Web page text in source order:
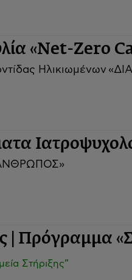
«Net-Zero
Ηλικιωμένων
| Πρόγραμμα
Στήριξης”